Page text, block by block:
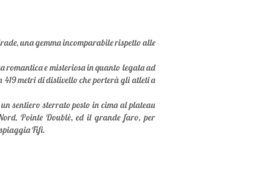
una gemma incomparabile rispetto alle
romantica e misteriosa in quanto legata ad
metri di dislivello che porterà gli atleti a
sentiero sterrato posto in cima al plateau
Pointe Doublè, ed il grande faro, per
Fifi.